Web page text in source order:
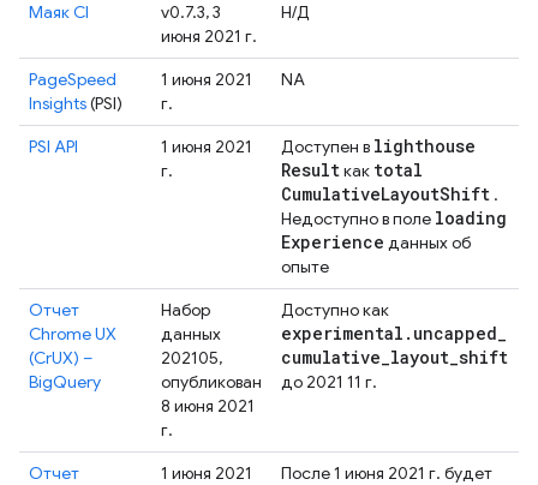
Маяк CI
v0.7.3, 3
июня 2021 г.
Н/Д
PageSpeed ​​
Insights(PSI)
1 июня 2021
г.
NA
PSI API
1 июня 2021
г.
Доступен в lighthouse
Resultкак total
CumulativeLayoutShift .
Недоступно в поле loading
Experience данных об
опыте
Отчет
Chrome UX
(CrUX) –
BigQuery
Набор
данных
202105,
опубликован
8 июня 2021
г.
Доступно как
experimental . uncapped_
cumulative_layout_shift
до 2021 11 г.
Отчет
1 июня 2021
После 1 июня 2021 г. будет